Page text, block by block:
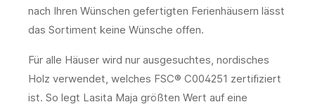
nach Ihren Wünschen gefertigten Ferienhäusern lässt
das Sortiment keine Wünsche offen.
Für alle Häuser wird nur ausgesuchtes, nordisches
Holz verwendet, welches FSC® C004251 zertifiziert
ist. So legt Lasita Maja größten Wert auf eine